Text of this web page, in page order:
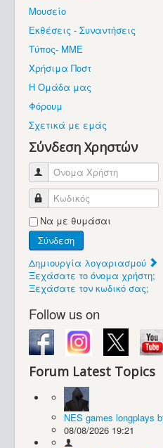
Βρίσκεστε εδώ:
Συλλογές / Projects
Μουσείο
Εκθέσεις - Συναντήσεις
Τύπος- ΜΜΕ
Χρήσιμα Ποστ
Η Ομάδα μας
Φόρουμ
Σχετικά με εμάς
Σύνδεση Χρηστών
Όνομα Χρήστη
Κωδικός
Να με θυμάσαι
Σύνδεση
Δημιουργία λογαριασμού
Ξεχάσατε το όνομα χρήστη;
Ξεχάσατε τον κωδικό σας;
Follow us on
Forum Latest Topics
NES games longplays
08/08/2026 19:21